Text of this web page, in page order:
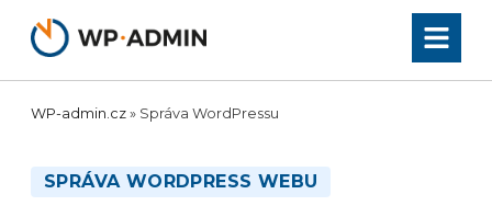
obsah
WP-admin.cz » Správa WordPressu
SPRÁVA WORDPRESS WEBU